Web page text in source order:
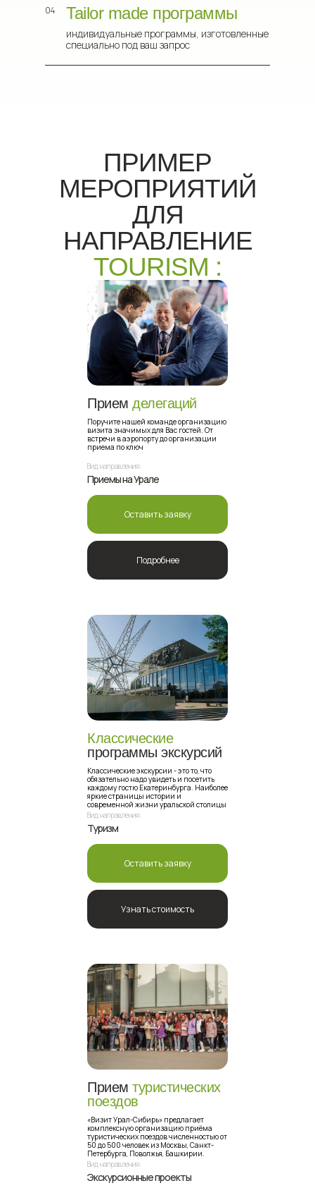
Tailor made программы
04
индивидуальные программы, изготовленные
специально под ваш запрос
ПРИМЕР
МЕРОПРИЯТИЙ
ДЛЯ
НАПРАВЛЕНИЕ
TOURISM :
Оставить заявку
Подробнее
Прием делегаций
Приемы на Урале
Поручите нашей команде организацию
визита значимых для Вас гостей. От
встречи в аэропорту до организации
приема по ключ
Вид направления:
Классические экскурсии - это то, что
обязательно надо увидеть и посетить
каждому гостю Екатеринбурга. Наиболее
яркие страницы истории и
современной жизни уральской столицы
Туризм
Классические
программы экскурсий
Узнать стоимость
Оставить заявку
Вид направления:
Прием туристических
поездов
Экскурсионные проекты
«Визит Урал-Сибирь» предлагает
комплексную организацию приёма
туристических поездов численностью от
50 до 500 человек из Москвы, Санкт-
Петербурга, Поволжья, Башкирии.
Вид направления: